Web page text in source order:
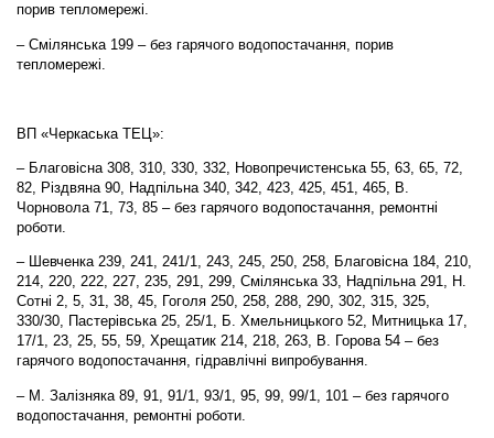
порив тепломережі.
– Смілянська 199 – без гарячого водопостачання, порив
тепломережі.
ВП «Черкаська ТЕЦ»:
– Благовісна 308, 310, 330, 332, Новопречистенська 55, 63, 65, 72,
82, Різдвяна 90, Надпільна 340, 342, 423, 425, 451, 465, В.
Чорновола 71, 73, 85 – без гарячого водопостачання ремонтні
роботи.
– Шевченка 239, 241, 241/1, 243, 245, 250, 258, Благовісна 184, 210,
214, 220, 222, 227, 235, 291, 299, Смілянська 33, Надпільна 291, Н.
Сотні 2, 5, 31, 38, 45, Гоголя 250, 258, 288, 290, 302, 315, 325,
330/30, Пастерівська 25, 25/1, Б. Хмельницького 52, Митницька 17,
17/1, 23, 25, 55, 59, Хрещатик 214, 218, 263, В. Горова 54 – без
гарячого водопостачання, гідравлічні випробування.
– М. Залізняка 89, 91, 91/1, 93/1, 95, 99, 99/1, 101 – без гарячого
водопостачання, ремонтні роботи.